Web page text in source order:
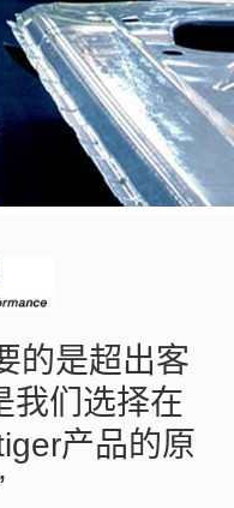
的是超出客
我们选择在
产品的原